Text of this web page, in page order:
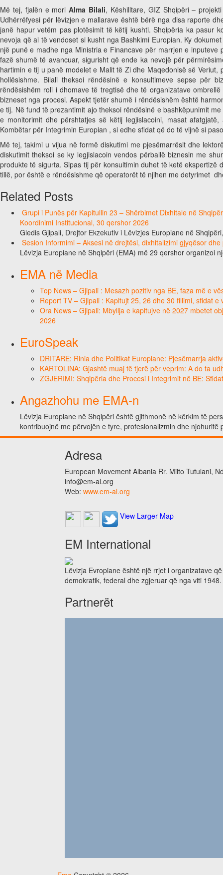
Më tej, fjalën e moriAlma Bilali, Këshilltare, GIZ Shqipëri –
Udhërrëfyesi për lëvizjen e mallarave është bërë nga disa raporte
janë hapur vetëm pas plotësimit të këtij kushti. Shqipëria ka pasur
nevoja që ai të vendoset si kusht nga Bashkimi Europian. Ky
një punë e madhe nga Ministria e Financave për marrjen e
fazë shumë të avancuar, sigurisht që ende ka nevojë për
hartimin e tij u panë modelet e Malit të Zi dhe Maqedonisë së
hollësishme. Bilali theksoi rëndësinë e konsultimeve sepse për
rëndësishëm roli i dhomave të tregtisë dhe të organizatave
bizneset nga procesi. Aspekt tjetër shumë i rëndësishëm është
e tij. Në fund të prezantimit ajo theksoi rëndësinë e bashkëpunimit
e monitorimit dhe përshtatjes së këtij legjislacoini, masat
Kombëtar për Integrimin Europian , si edhe sfidat që do të vijnë si
Më tej, takimi u vijua në formë diskutimi me pjesëmarrësit dhe
diskutimit theksoi se ky legjislacoin vendos përballë biznesin me
produkte të sigurta. Sipas tij për konsultimin duhet të ketë
tillë, por është e rëndësishme që operatorët të njihen me detyrimet
Related Posts
Grupi i Punës për Kapitullin 23 – Shërbimet Dixhitale në
Koordinimi Institucional, 30 qershor 2026
Gledis Gjipali, Drejtor Ekzekutiv i Lëvizjes Europiane në
Sesion Informimi – Aksesi në drejtësi, dixhitalizimi gjyqësor
Lëvizja Europiane në Shqipëri (EMA) më 29 qershor organizoi
EMA në Media
Top News – Gjipali : Mesazh pozitiv nga BE, faza më e
Report TV – Gjipali : Kapitujt 25, 26 dhe 30 fillimi, sfidat
Ora News – Gjipali: Mbyllja e kapitujve në 2027 mbetet
2026
EuroSpeak
DRITARE: Rinia dhe Politikat Europiane: Pjesëmarrja
KARTOLINA: Gjashtë muaj të tjerë për veprim: A do ta
ZGJERIMI: Shqipëria dhe Procesi i Integrimit në BE:
Angazhohu me EMA-n
Lëvizja Europiane në Shqipëri është gjithmonë në kërkim të
kontribuojnë me përvojën e tyre, profesionalizmin dhe
Adresa
European Movement Albania Rr. Milto Tutulani,
info@em-al.org
Web: www.em-al.org
View Larger Map
EM International
Lëvizja Evropiane është një rrjet i organizatave
demokratik, federal dhe zgjeruar që nga viti 1948.
Partnerët